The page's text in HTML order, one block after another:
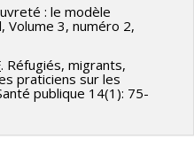
Caron,Jorgen Hansen
,Sylvain Bourdon ,
,Nong Zhu , Benoit Dostie
,Antonio Ciampi
Ross , Maida J.
: le modèle
Volume 3, numéro 2,
. Réfugiés, migrants,
praticiens sur les
publique 14(1): 75-